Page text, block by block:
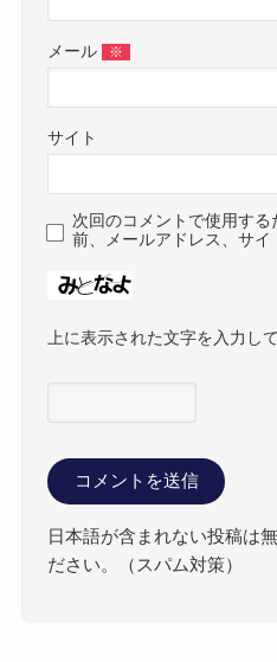
メール ※
サイト
次回のコメントで使用す
前、メールアドレス、サイ
上に表示された文字を入力し
日本語が含まれない投稿は
ださい。（スパム対策）